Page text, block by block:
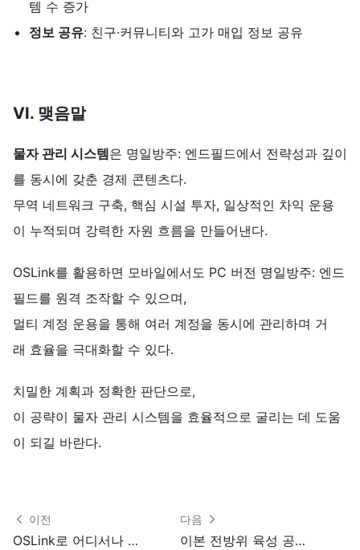
템 수 증가
정보 공유: 친구·커뮤니티와 고가 매입 정보 공유
VI. 맺음말
물자 관리 시스템은 명일방주: 엔드필드에서 전략성과 깊이
를 동시에 갖춘 경제 콘텐츠다.
무역 네트워크 구축, 핵심 시설 투자, 일상적인 차익 운용
이 누적되며 강력한 자원 흐름을 만들어낸다.
OSLink를 활용하면 모바일에서도 PC 버전 명일방주: 엔드
필드를 원격 조작할 수 있으며,
멀티 계정 운용을 통해 여러 계정을 동시에 관리하며 거
래 효율을 극대화할 수 있다.
치밀한 계획과 정확한 판단으로,
이 공략이 물자 관리 시스템을 효율적으로 굴리는 데 도움
이 되길 바란다.
이전
OSLink로 어디서나 즐기는 드래곤 퀘스트 VII Reimagined 원격 플레이 가이드
다음
이본 전방위 육성 공략 + 파티 조합 가이드 –명일방주: 엔드필드